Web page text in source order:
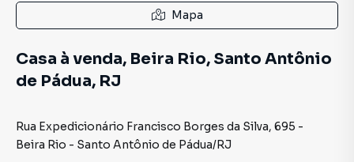
Mapa
Casa à venda, Beira Rio, Santo Antônio
de Pádua, RJ
Rua Expedicionário Francisco Borges da Silva, 695 -
Beira Rio - Santo Antônio de Pádua/RJ